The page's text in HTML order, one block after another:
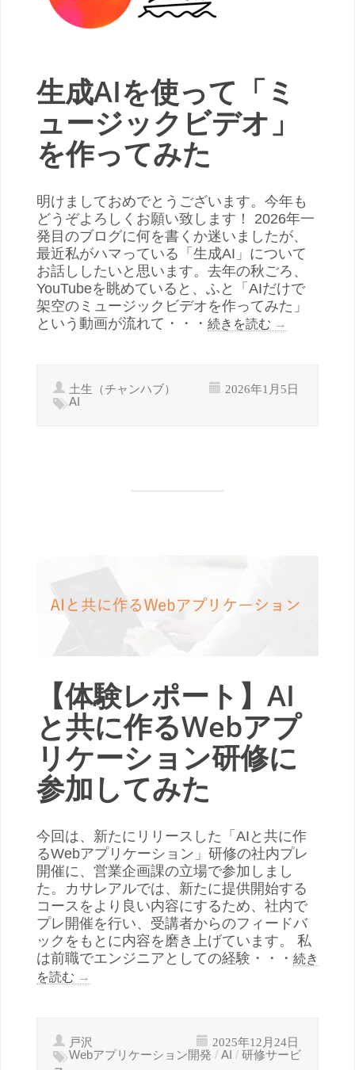
生成AIを使って「ミ
ュージックビデオ」
を作ってみた
明けましておめでとうございます。今年も
どうぞよろしくお願い致します！ 2026年一
発目のブログに何を書くか迷いましたが、
最近私がハマっている「生成AI」について
お話ししたいと思います。去年の秋ごろ、
YouTubeを眺めていると、ふと「AIだけで
架空のミュージックビデオを作ってみた」
という動画が流れて・・・ 続きを読む →
土生（チャンハブ） 2026年1月5日
AI
【体験レポート】AI
と共に作るWebアプ
リケーション研修に
参加してみた
今回は、新たにリリースした「AIと共に作
るWebアプリケーション」研修の社内プレ
開催に、営業企画課の立場で参加しまし
た。カサレアルでは、新たに提供開始する
コースをより良い内容にするため、社内で
プレ開催を行い、受講者からのフィードバ
ックをもとに内容を磨き上げています。 私
は前職でエンジニアとしての経験・・・ 続き
を読む →
戸沢 2025年12月24日
Webアプリケーション開発 / AI / 研修サービ